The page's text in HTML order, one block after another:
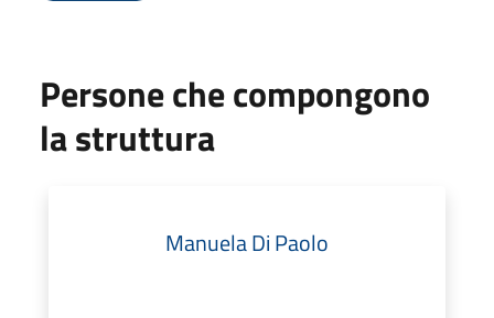
Persone che compongono
la struttura
Manuela Di Paolo